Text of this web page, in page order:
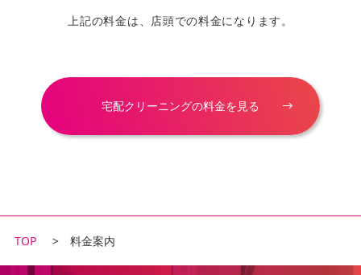
上記の料金は、店頭での料金になります。
宅配クリーニングの料金を見る
TOP 料金案内